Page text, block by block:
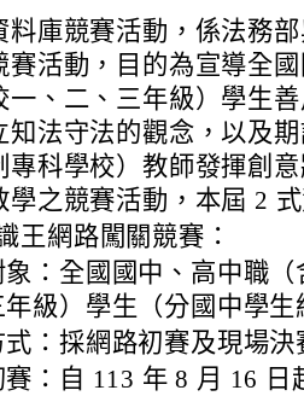
料庫競賽活動，係法務
賽活動，目的為宣導全
一、二、三年級）學生
知法守法的觀念，以及
專科學校）教師發揮創
學之競賽活動，本屆 2
王網路闖關競賽：
象：全國國中、高中職
年級）學生（分國中學
式：採網路初賽及現場
：自 113 年 8 月 16 日